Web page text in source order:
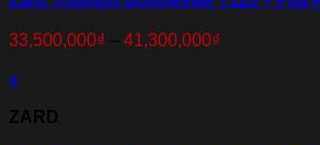
33,500,000₫ – 41,300,000₫
+
ZARD